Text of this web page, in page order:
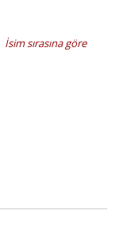
İsim sırasına göre